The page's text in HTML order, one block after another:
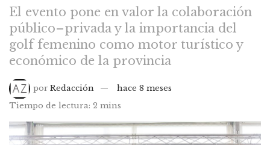
El evento pone en valor la colaboración
público–privada y la importancia del
golf femenino como motor turístico y
económico de la provincia
por Redacción
hace 8 meses
Tiempo de lectura: 2 mins